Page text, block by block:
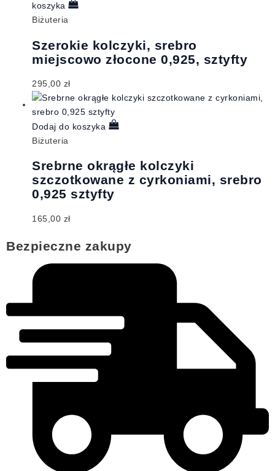
koszyka
Biżuteria
Szerokie kolczyki, srebro
miejscowo złocone 0,925, sztyfty
295,00 zł
Dodaj do koszyka
Biżuteria
Srebrne okrągłe kolczyki
szczotkowane z cyrkoniami, srebro
0,925 sztyfty
165,00 zł
Bezpieczne zakupy